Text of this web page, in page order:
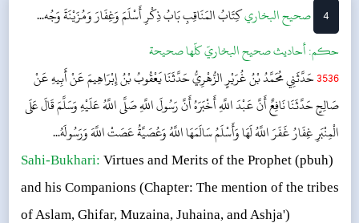
4 ‌‌صحيح البخاريكِتَابُ المَنَاقِبِبَابُ ذِكْرِ أَسْلَمَ وَغِفَارَ وَمُزَيْنَةَ وَجُه...
حکم:أحاديث صحيح البخاريّ كلّها صحيحة
3536حَدَّثَنِي مُحَمَّدُ بْنُ غُرَيْرٍ الزُّهْرِيُّ حَدَّثَنَا يَعْقُوبُ بْنُ إِبْرَاهِيمَ عَنْ أَبِيهِ عَنْ
صَالِحٍ حَدَّثَنَا نَافِعٌ أَنَّ عَبْدَ اللَّهِ أَخْبَرَهُ أَنَّ رَسُولَ اللَّهِ صَلَّى اللَّهُ عَلَيْهِ وَسَلَّمَ قَالَ عَلَى
الْمِنْبَرِ غِفَارُ غَفَرَ اللَّهُ لَهَا وَأَسْلَمُ سَالَمَهَا اللَّهُ وَعُصَيَّةُ عَصَتْ اللَّهَ وَرَسُولَهُ...
Sahi-Bukhari: Virtues and Merits of the Prophet (pbuh)
and his Companions (Chapter: The mention of the tribes
of Aslam, Ghifar, Muzaina, Juhaina, and Ashja')